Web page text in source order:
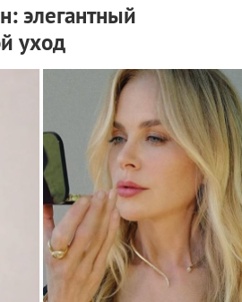
элегантный
уход